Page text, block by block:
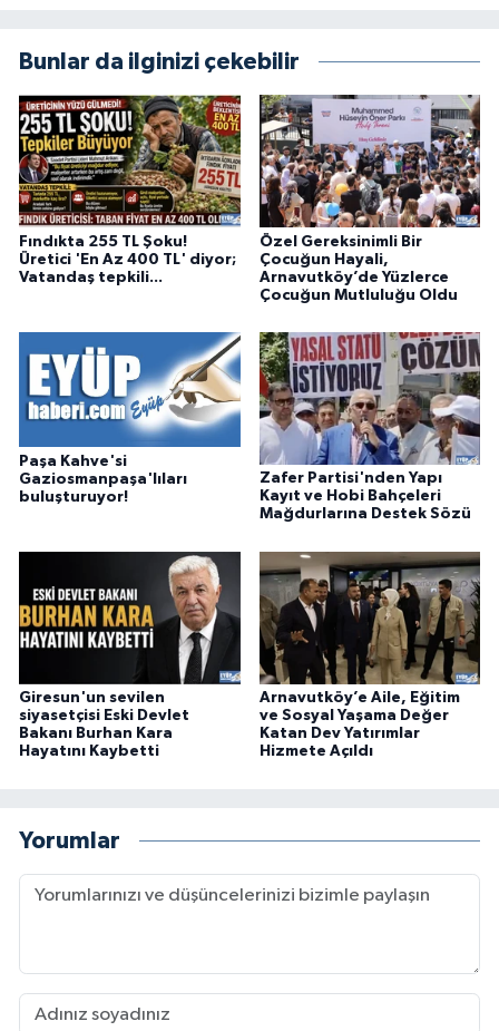
Bunlar da ilginizi çekebilir
Fındıkta 255 TL Şoku!
Üretici 'En Az 400 TL' diyor;
Vatandaş tepkili...
Özel Gereksinimli Bir
Çocuğun Hayali,
Arnavutköy’de Yüzlerce
Çocuğun Mutluluğu Oldu
Paşa Kahve'si
Gaziosmanpaşa'lıları
buluşturuyor!
Zafer Partisi'nden Yapı
Kayıt ve Hobi Bahçeleri
Mağdurlarına Destek Sözü
Giresun'un sevilen
siyasetçisi Eski Devlet
Bakanı Burhan Kara
Hayatını Kaybetti
Arnavutköy’e Aile, Eğitim
ve Sosyal Yaşama Değer
Katan Dev Yatırımlar
Hizmete Açıldı
Yorumlar